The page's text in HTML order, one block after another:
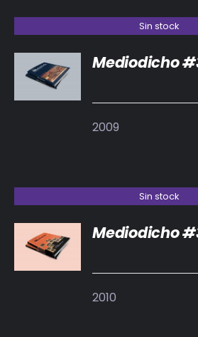
Sin stock
DETALLES
Mediodicho
2009
Sin stock
DETALLES
Mediodicho
2010